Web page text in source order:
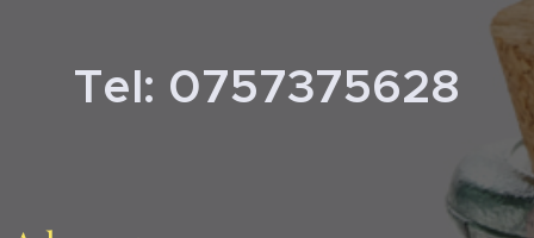
Tel: 0757375628